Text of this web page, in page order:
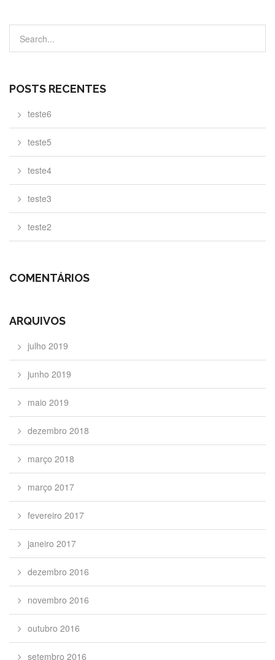
POSTS RECENTES
teste6
teste5
teste4
teste3
teste2
COMENTÁRIOS
ARQUIVOS
julho 2019
junho 2019
maio 2019
dezembro 2018
março 2018
março 2017
fevereiro 2017
janeiro 2017
dezembro 2016
novembro 2016
outubro 2016
setembro 2016